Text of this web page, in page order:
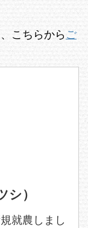
こちらからご
シ）
就農しまし